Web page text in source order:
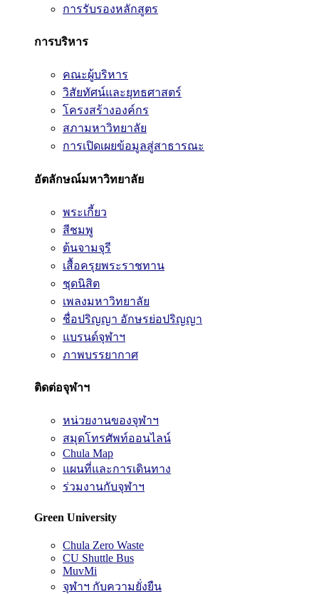
การรับรองหลักสูตร
การบริหาร
คณะผู้บริหาร
วิสัยทัศน์และยุทธศาสตร์
โครงสร้างองค์กร
สภามหาวิทยาลัย
การเปิดเผยข้อมูลสู่สาธารณะ
อัตลักษณ์มหาวิทยาลัย
พระเกี้ยว
สีชมพู
ต้นจามจุรี
เสื้อครุยพระราชทาน
ชุดนิสิต
เพลงมหาวิทยาลัย
ชื่อปริญญา อักษรย่อปริญญา
แบรนด์จุฬาฯ
ภาพบรรยากาศ
ติดต่อจุฬาฯ
หน่วยงานของจุฬาฯ
สมุดโทรศัพท์ออนไลน์
Chula Map
แผนที่และการเดินทาง
ร่วมงานกับจุฬาฯ
Green University
Chula Zero Waste
CU Shuttle Bus
MuvMi
จุฬาฯ กับความยั่งยืน